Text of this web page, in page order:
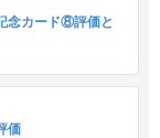
念カード⑧評価と
価